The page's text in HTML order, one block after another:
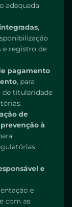
adequada
,
e registro de
pagamento
, para
de titularidade
de
à
e
e
com as